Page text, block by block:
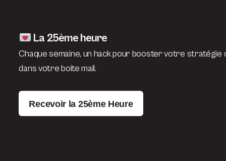
La 25ème heure
Chaque semaine, un hack pour booster votre stratégie
dans votre boite mail.
Recevoir la 25ème Heure